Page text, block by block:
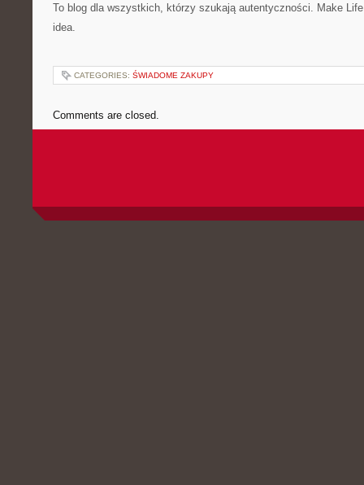
To blog dla wszystkich, którzy szukają autentyczności. Make
idea.
CATEGORIES: ŚWIADOME ZAKUPY
Comments are closed.